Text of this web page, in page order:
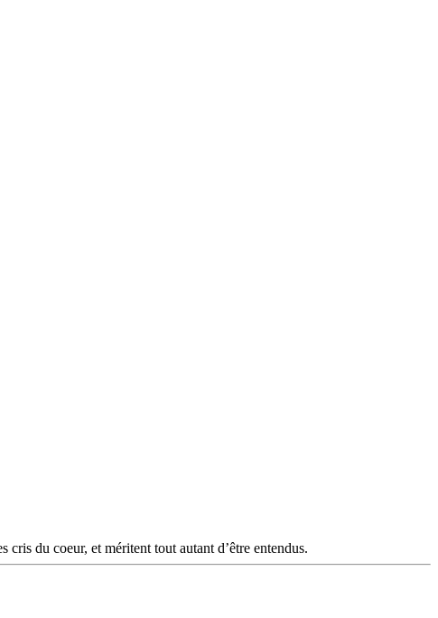
cris du coeur, et méritent tout autant d’être entendus.